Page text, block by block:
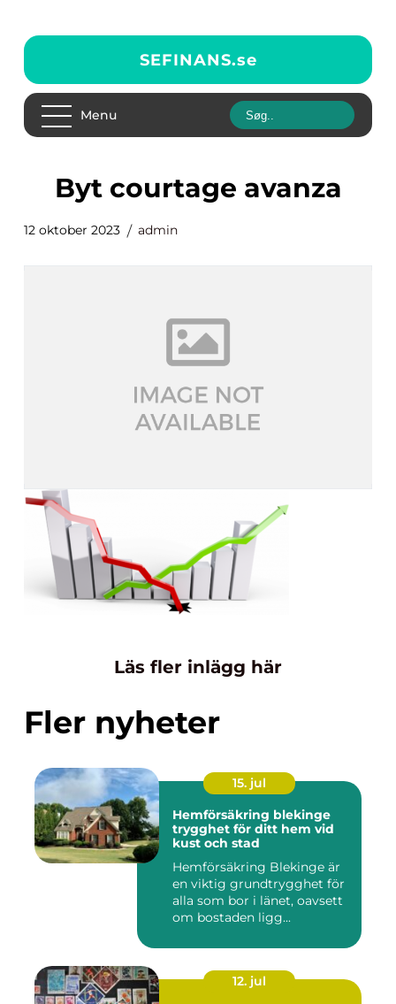
SEFINANS.se
Menu
byt courtage avanza
12 oktober 2023 admin
Läs fler inlägg här
Fler nyheter
15. jul
Hemförsäkring blekinge
trygghet för ditt hem vid
kust och stad
Hemförsäkring Blekinge är
en viktig grundtrygghet för
alla som bor i länet, oavsett
om bostaden ligg...
12. jul